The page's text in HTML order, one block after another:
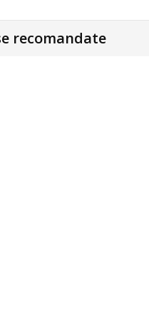
recomandate